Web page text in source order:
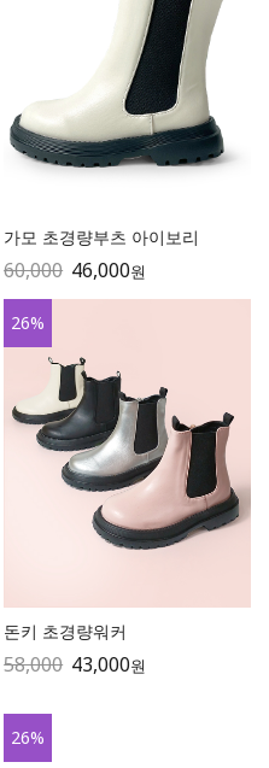
가모 초경량부츠 아이보리
60,000 46,000원
26%
돈키 초경량워커
58,000 43,000원
26%